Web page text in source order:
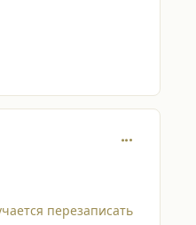
перезаписать